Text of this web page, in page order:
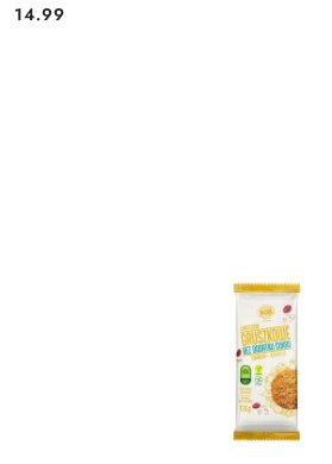
Cena:
14.99